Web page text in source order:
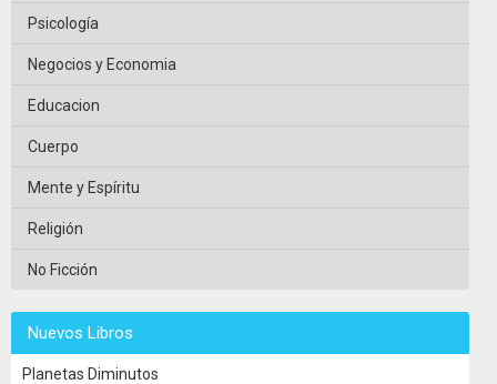
Psicología
Negocios y Economia
Educacion
Cuerpo
Mente y Espíritu
Religión
No Ficción
Nuevos Libros
Planetas Diminutos